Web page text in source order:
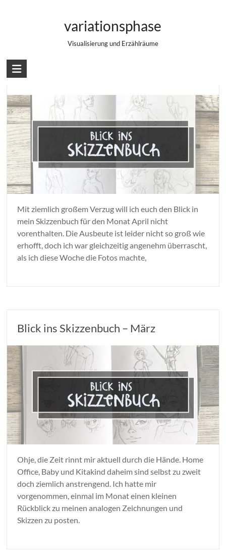
variationsphase
Visualisierung und Erzählräume
Blick ins Skizzenbuch
Blick ins Skizzenbuch – April
Mit ziemlich großem Verzug will ich euch den Blick in
mein Skizzenbuch für den Monat April nicht
vorenthalten. Die Ausbeute ist leider nicht so groß wie
erhofft, doch ich war gleichzeitig angenehm überrascht,
als ich diese Woche die Fotos machte,
Blick ins Skizzenbuch – März
Ohje, die Zeit rinnt mir aktuell durch die Hände. Home
Office, Baby und Kitakind daheim sind selbst zu zweit
doch ziemlich anstrengend. Ich hatte mir
vorgenommen, einmal im Monat einen kleinen
Rückblick zu meinen analogen Zeichnungen und
Skizzen zu posten.